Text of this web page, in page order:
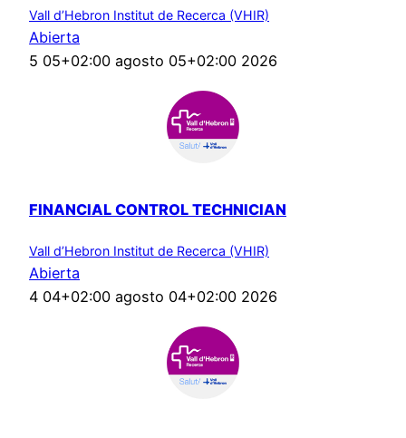
Vall d’Hebron Institut de Recerca (VHIR)
Abierta
5 05+02:00 agosto 05+02:00 2026
FINANCIAL CONTROL TECHNICIAN
Vall d’Hebron Institut de Recerca (VHIR)
Abierta
4 04+02:00 agosto 04+02:00 2026